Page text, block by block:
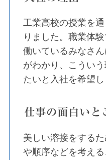
工業高校の授業を
りました。職業体
働いているみなさ
がわかり、こうい
たいと入社を希望し
仕事の面白いと
美しい溶接をする
や順序などを考える